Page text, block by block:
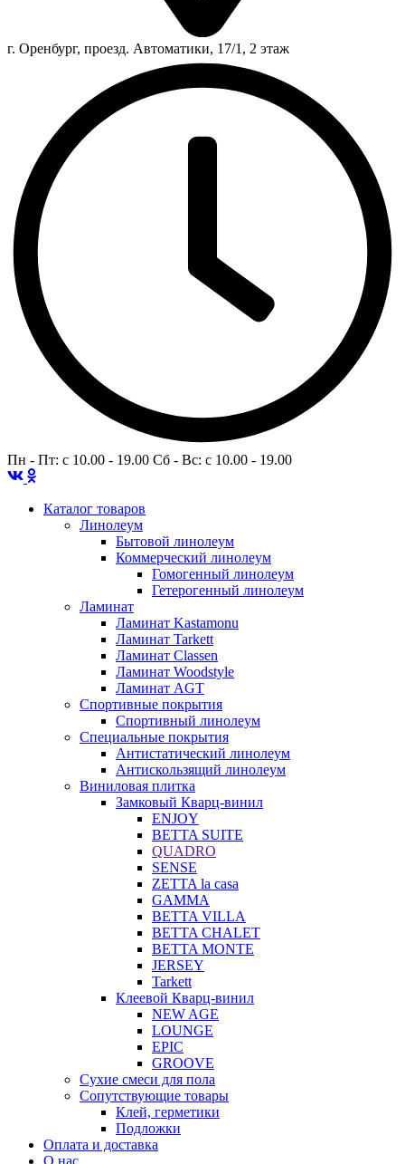
г. Оренбург, проезд. Автоматики, 17/1, 2 этаж
Пн - Пт: c 10.00 - 19.00 Сб - Вс: c 10.00 - 19.00
Каталог товаров
Линолеум
Бытовой линолеум
Коммерческий линолеум
Гомогенный линолеум
Гетерогенный линолеум
Ламинат
Ламинат Kastamonu
Ламинат Tarkett
Ламинат Classen
Ламинат Woodstyle
Ламинат AGT
Спортивные покрытия
Спортивный линолеум
Специальные покрытия
Антистатический линолеум
Антискользящий линолеум
Виниловая плитка
Замковый Кварц-винил
ENJOY
BETTA SUITE
QUADRO
SENSE
ZETTA la casa
GAMMA
BETTA VILLA
BETTA CHALET
BETTA MONTE
JERSEY
Tarkett
Клеевой Кварц-винил
NEW AGE
LOUNGE
EPIC
GROOVE
Сухие смеси для пола
Сопутствующие товары
Клей, герметики
Подложки
Оплата и доставка
О нас